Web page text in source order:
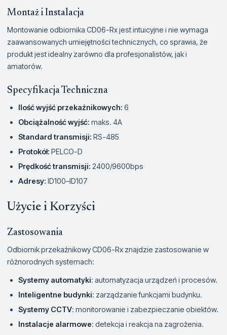
Montaż i Instalacja
Montowanie odbiornika CD06-Rx jest intuicyjne i nie wymaga
zaawansowanych umiejętności technicznych, co sprawia, że
produkt jest idealny zarówno dla profesjonalistów, jak i
amatorów.
Specyfikacja Techniczna
Ilość wyjść przekaźnikowych: 6
Obciążalność wyjść: maks. 4A
Standard transmisji: RS-485
Protokół: PELCO-D
Prędkość transmisji: 2400/9600bps
Adresy: ID100–ID107
Użycie i Korzyści
Zastosowania
Odbiornik przekaźnikowy CD06-Rx znajdzie zastosowanie w
różnorodnych systemach:
Systemy automatyki: automatyzacja urządzeń i procesów.
Inteligentne budynki: zarządzanie funkcjami budynku.
Systemy CCTV: monitorowanie i zabezpieczanie obiektów.
Instalacje alarmowe: detekcja i reakcja na zagrożenia.